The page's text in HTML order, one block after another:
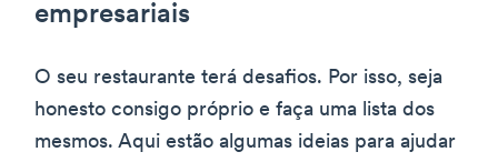
empresariais
O seu restaurante terá desafios. Por isso, seja
honesto consigo próprio e faça uma lista dos
mesmos. Aqui estão algumas ideias para ajudar